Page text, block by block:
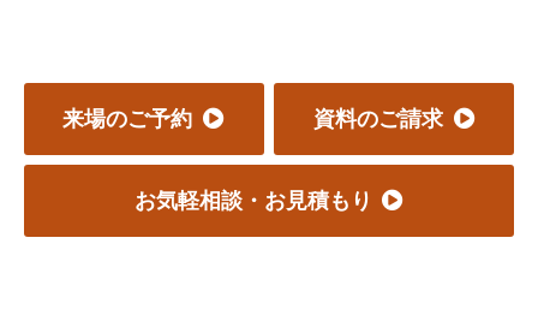
来場のご予約
お気軽相談・お見積もり
資料のご請求